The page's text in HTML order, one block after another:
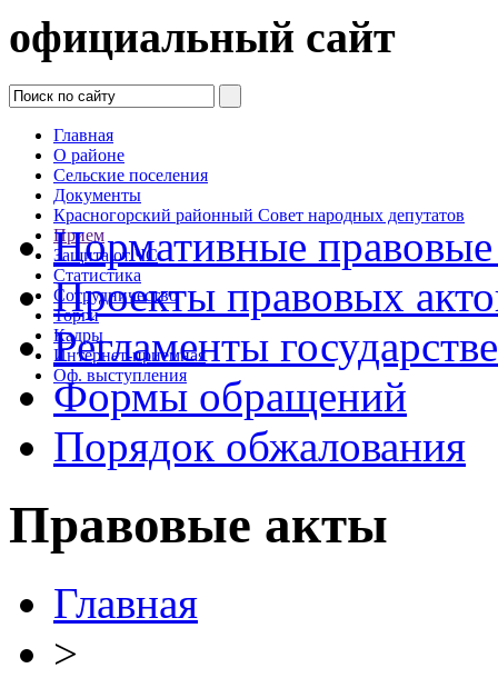
официальный сайт
Главная
О районе
Сельские поселения
Документы
Красногорский районный Совет народных депутатов
Прием
Защита от ЧС
Статистика
Сотрудничество
Торги
Кадры
Интернет-приемная
Оф. выступления
Нормативные
Проекты правовых
Регламенты
Формы обращений
Порядок обжалования
Правовые акты
Главная
>